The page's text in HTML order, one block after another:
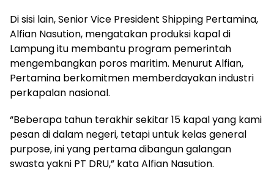
Di sisi lain, Senior Vice President Shipping Pertamina,
Alfian Nasution, mengatakan produksi kapal di
Lampung itu membantu program pemerintah
mengembangkan poros maritim. Menurut Alfian,
Pertamina berkomitmen memberdayakan industri
perkapalan nasional.
“Beberapa tahun terakhir sekitar 15 kapal yang kami
pesan di dalam negeri, tetapi untuk kelas general
purpose, ini yang pertama dibangun galangan
swasta yakni PT DRU,” kata Alfian Nasution.